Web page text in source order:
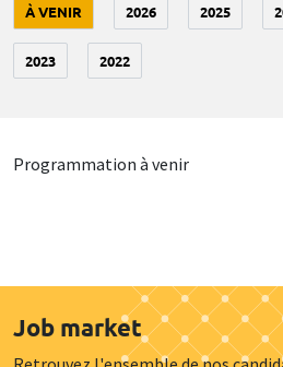
À VENIR 2026 2025
2023 2022
Programmation à venir
Job market